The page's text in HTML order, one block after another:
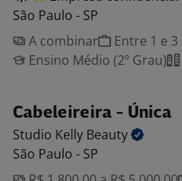
São Paulo - SP
A combinar
Entre 1 e 3
Ensino Médio (2º Grau)
Cabeleireira - Única
Studio Kelly Beauty
São Paulo - SP